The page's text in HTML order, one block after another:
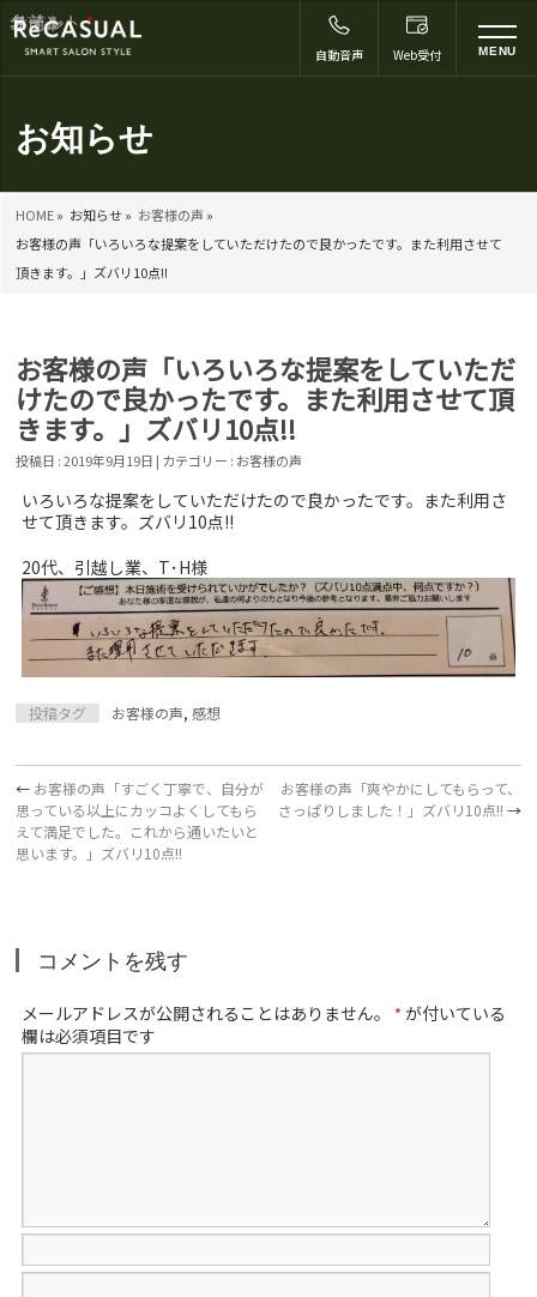
お知らせ
HOME» お知らせ » お客様の声 »
お客様の声「いろいろな提案をしていただけたので良かったです。また利用させて
頂きます。」ズバリ10点!!
自動音声 Web受付 MENU
お客様の声「いろいろな提案をしていただ
けたので良かったです。また利用させて頂
きます。」ズバリ10点!!
投稿日 : 2019年9月19日 | カテゴリー : お客様の声
いろいろな提案をしていただけたので良かったです。また利用さ
せて頂きます。ズバリ10点!!
20代、引越し業、T･H様
投稿タグ お客様の声,感想
← お客様の声「すごく丁寧で、自分が
思っている以上にカッコよくしてもら
えて満足でした。これから通いたいと
思います。」ズバリ10点!!
お客様の声「爽やかにしてもらって、
さっぱりしました！」ズバリ10点!! →
コメントを残す
メールアドレスが公開されることはありません。 * が付いている
欄は必須項目です
コメント*
名前
メール
サイト